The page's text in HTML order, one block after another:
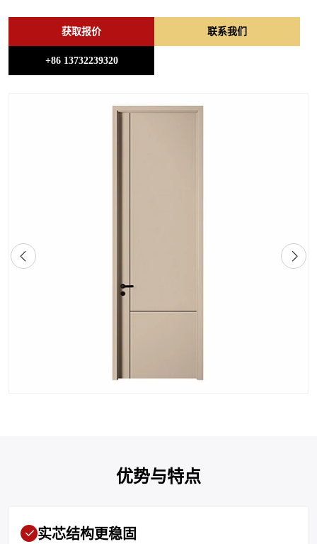
获取报价 联系我们
+86 13732239320
优势与特点
实芯结构更稳固